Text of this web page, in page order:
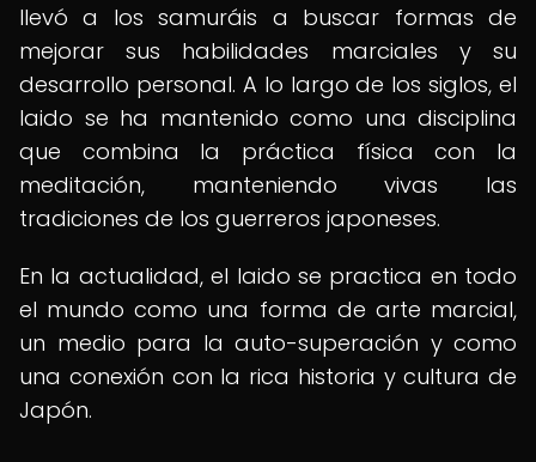
llevó a los samuráis a buscar formas de
mejorar sus habilidades marciales y su
desarrollo personal. A lo largo de los siglos, el
Iaido se ha mantenido como una disciplina
que combina la práctica física con la
meditación, manteniendo vivas las
tradiciones de los guerreros japoneses.
En la actualidad, el Iaido se practica en todo
el mundo como una forma de arte marcial,
un medio para la auto-superación y como
una conexión con la rica historia y cultura de
Japón.